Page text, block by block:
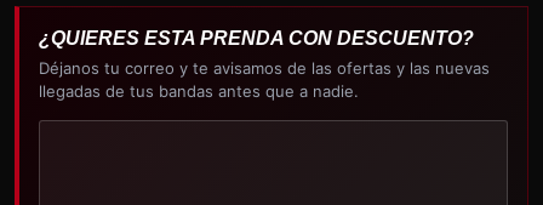
¿QUIERES ESTA PRENDA CON DESCUENTO?
Déjanos tu correo y te avisamos de las ofertas y las nuevas
llegadas de tus bandas antes que a nadie.